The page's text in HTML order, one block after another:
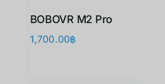
BOBOVR M2 Pro
1,700.00฿